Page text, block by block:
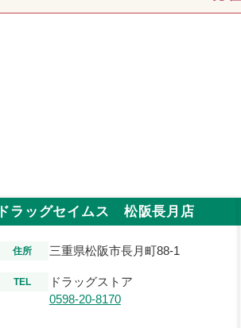
ドラッグセイムス 松阪長月店
住所 三重県松阪市長月町88-1
TEL
ドラッグストア
0598-20-8170